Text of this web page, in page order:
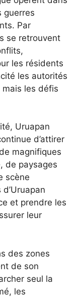
guerres
Par
se retrouvent
les résidents
les autorités
les défis
Uruapan
d’attirer
magnifiques
de paysages
scène
et prendre les
leur
des zones
de son
seul la
les